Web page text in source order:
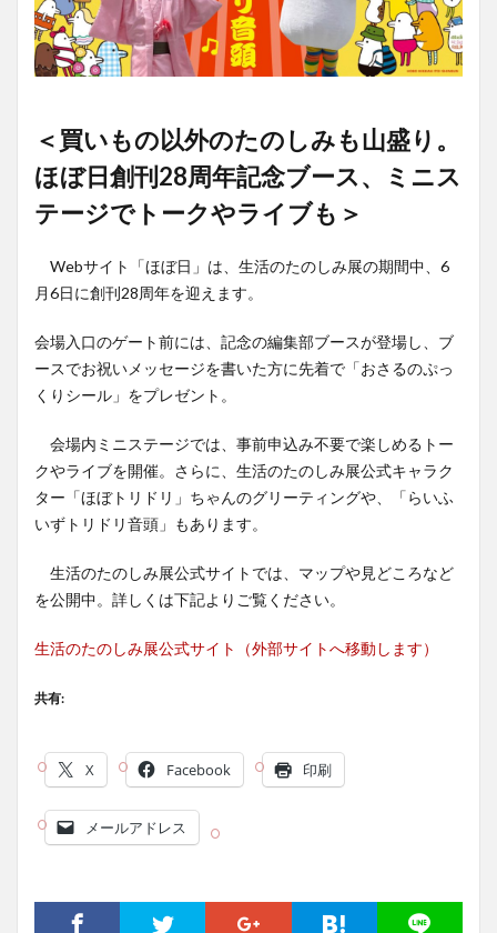
＜買いもの以外のたのしみも山盛り。
ほぼ日創刊28周年記念ブース、ミニス
テージでトークやライブも＞
Webサイト「ほぼ日」は、生活のたのしみ展の期間中、6
月6日に創刊28周年を迎えます。
会場入口のゲート前には、記念の編集部ブースが登場し、ブ
ースでお祝いメッセージを書いた方に先着で「おさるのぷっ
くりシール」をプレゼント。
会場内ミニステージでは、事前申込み不要で楽しめるトー
クやライブを開催。さらに、生活のたのしみ展公式キャラク
ター「ほぼトリドリ」ちゃんのグリーティングや、「らいふ
いずトリドリ音頭」もあります。
生活のたのしみ展公式サイトでは、マップや見どころなど
を公開中。詳しくは下記よりご覧ください。
生活のたのしみ展公式サイト（外部サイトへ移動します）
共有:
X Facebook 印刷
メールアドレス